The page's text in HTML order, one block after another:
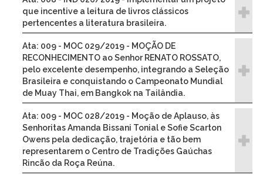
que incentive a leitura de livros clássicos
pertencentes a literatura brasileira.
Ata: 009 - MOC 029/2019 - MOÇÃO DE
RECONHECIMENTO ao Senhor RENATO ROSSATO,
pelo excelente desempenho, integrando a Seleção
Brasileira e conquistando o Campeonato Mundial
de Muay Thai, em Bangkok na Tailândia.
Ata: 009 - MOC 028/2019 - Moção de Aplauso, às
Senhoritas Amanda Bissani Tonial e Sofie Scarton
Owens pela dedicação, trajetória e tão bem
representarem o Centro de Tradições Gaúchas
Rincão da Roça Reúna.